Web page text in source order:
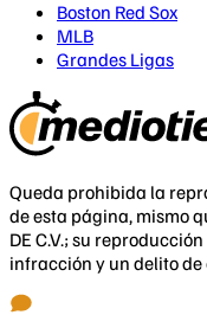
Boston Red Sox
MLB
Grandes Ligas
Queda prohibida la
de esta página, mismo
DE C.V.; su
infracción y un delito